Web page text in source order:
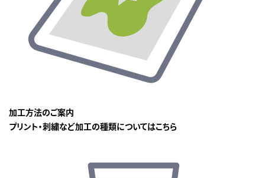
加工方法のご案内
プリント・刺繍など加工の種類についてはこちら